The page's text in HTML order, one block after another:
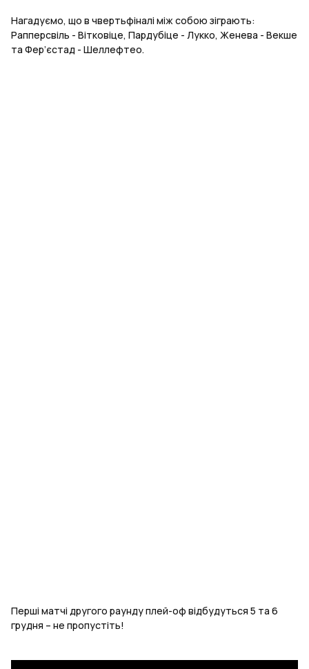
Нагадуємо, що в чвертьфіналі між собою зіграють:
Рапперсвіль - Вітковіце, Пардубіце - Лукко, Женева - Векше
та Фер’єстад - Шеллефтео.
Перші матчі другого раунду плей-оф відбудуться 5 та 6
грудня – не пропустіть!